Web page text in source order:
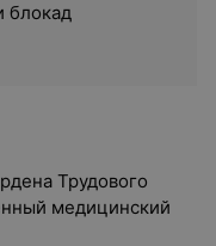
блокад
Трудового
медицинский